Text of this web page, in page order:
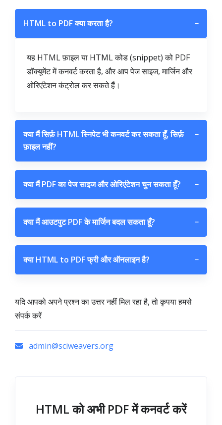
HTML to PDF क्या करता है? −
यह HTML फ़ाइल या HTML कोड (snippet) को PDF
डॉक्यूमेंट में कनवर्ट करता है, और आप पेज साइज, मार्जिन और
ओरिएंटेशन कंट्रोल कर सकते हैं।
क्या मैं सिर्फ़ HTML स्निपेट भी कनवर्ट कर सकता हूँ, सिर्फ़
फ़ाइल नहीं?
−
क्या मैं PDF का पेज साइज और ओरिएंटेशन चुन सकता हूँ? −
क्या मैं आउटपुट PDF के मार्जिन बदल सकता हूँ? −
क्या HTML to PDF फ्री और ऑनलाइन है? −
यदि आपको अपने प्रश्न का उत्तर नहीं मिल रहा है, तो कृपया हमसे
संपर्क करें
admin@sciweavers.org
HTML को अभी PDF में कनवर्ट करें